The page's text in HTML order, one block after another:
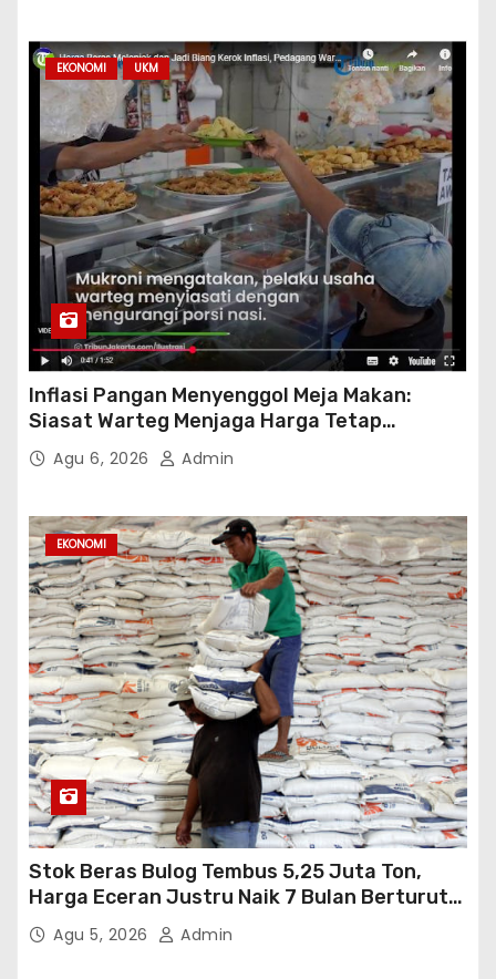
EKONOMI UKM
Inflasi Pangan Menyenggol Meja Makan:
Siasat Warteg Menjaga Harga Tetap
Terjangkau
Agu 6, 2026 Admin
EKONOMI
Stok Beras Bulog Tembus 5,25 Juta Ton,
Harga Eceran Justru Naik 7 Bulan Berturut-
TurutAgu 5, 2026 Admin